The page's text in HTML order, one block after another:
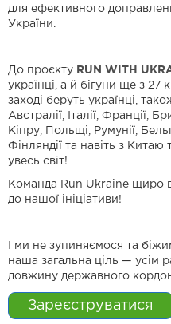
для ефективного
України.
До проєкту RUN WITH
українці, а й бігуни ще з 27
заході беруть українці,
Австралії, Італії, Франції,
Кіпру, Польщі, Румунії,
Фінляндії та навіть з
увесь світ!
Команда Run Ukraine щиро
до нашої ініціативи!
І ми не зупиняємося та
наша загальна ціль — усім
довжину державного
Зареєструватися